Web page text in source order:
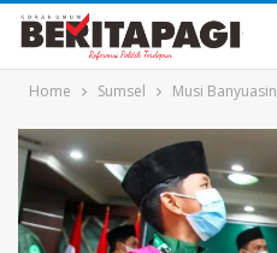
Home Sumsel Musi Banyuasin